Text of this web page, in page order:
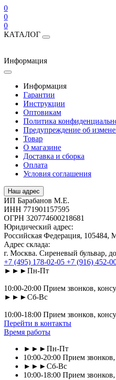
0
0
0
КАТАЛОГ
Информация
Информация
Гарантии
Инструкции
Оптовикам
Политика
Предупреждение об
Товар
О магазине
Доставка и сборка
Оплата
Условия соглашения
Наш адрес
ИП Барабанов М.Е.
ИНН 771901157595
ОГРН 320774600218681
Юридический адрес:
Российская Федерация,
Адрес склада:
г. Москва. Сиреневый бульвар,
+7 (495) 178-02-05 +7 (916) 452-
►►►Пн-Пт
10:00-20:00 Прием звонков,
►►►Сб-Вс
10:00-18:00 Прием звонков,
Перейти в контакты
Время работы
►►►Пн-Пт
10:00-20:00 Прием звонков,
►►►Сб-Вс
10:00-18:00 Прием